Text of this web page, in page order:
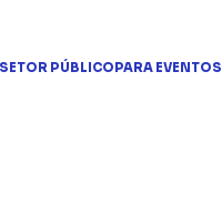
PÚBLICOPARA EVENTOS